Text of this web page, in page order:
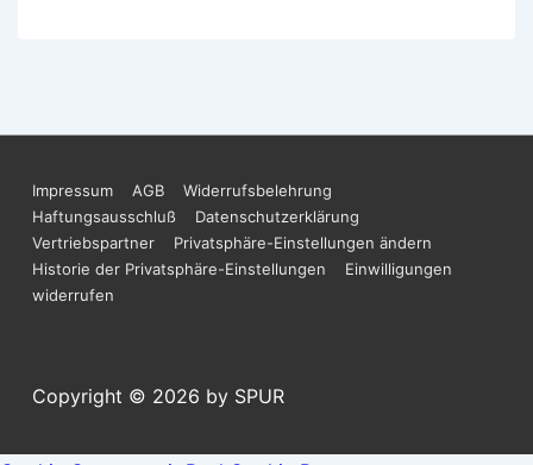
Footer-
Menü
Impressum AGB
Widerrufsbelehrung
Haftungsausschluß
Datenschutzerklärung
Vertriebspartner
Privatsphäre-Einstellungen ändern
Historie der Privatsphäre-Einstellungen
Einwilligungen
widerrufen
Copyright © 2026 by SPUR